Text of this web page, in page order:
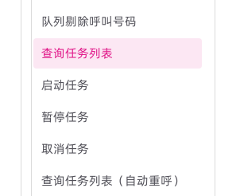
群呼记录
语音文件管理
坐席端 SDK
话机调用
呼叫任务
通话记录
坐席组
队列剔除呼叫号码
查询任务列表
启动任务
暂停任务
取消任务
查询任务列表（自动重呼）